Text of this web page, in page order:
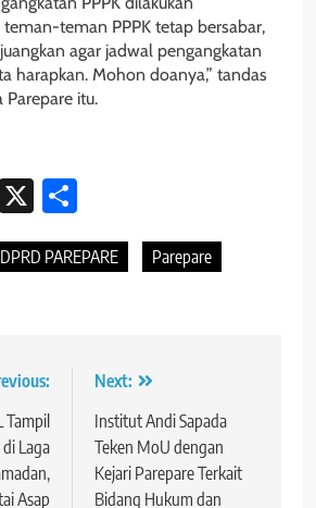
teman PPPK tetap bersabar,
agar jadwal pengangkatan
harapkan. Mohon doanya,” tandas
Parepare itu.
Telegram
X
DPRD PAREPARE
Parepare
Tampil
Laga
Asap
Next:
Institut Andi Sapada
Teken MoU dengan
Kejari Parepare Terkait
Bidang Hukum dan